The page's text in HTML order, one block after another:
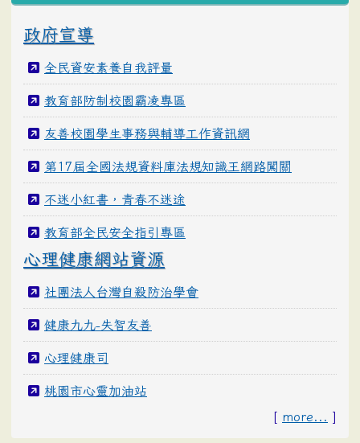
政府宣導
全民資安素養自我評量
教育部防制校園霸凌專區
友善校園學生事務與輔導工作資訊網
第17屆全國法規資料庫法規知識王網路闖關
不迷小紅書，青春不迷途
教育部全民安全指引專區
心理健康網站資源
社團法人台灣自殺防治學會
健康九九-失智友善
心理健康司
桃園市心靈加油站
[ more... ]